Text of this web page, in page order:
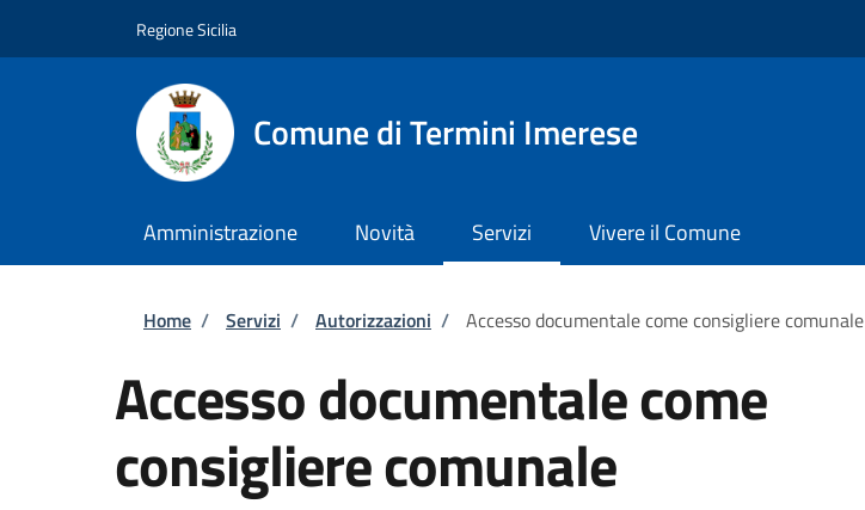
Regione Sicilia
Comune di Termini Imerese
Amministrazione Novità Servizi Vivere il Comune
Briciole di pane
Home / Servizi / Autorizzazioni / Accesso documentale come consigliere comunale
Accesso documentale come
consigliere comunale